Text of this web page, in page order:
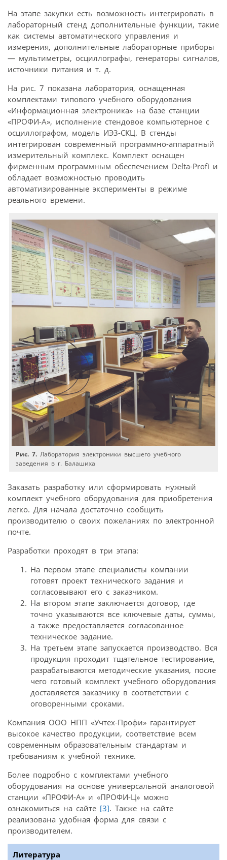
На этапе закупки есть возможность интегрировать в
лабораторный стенд дополнительные функции, такие
как системы автоматического управления и
измерения, дополнительные лабораторные приборы
— мультиметры, осциллографы, генераторы сигналов,
источники питания и т. д.
На рис. 7 показана лаборатория, оснащенная
комплектами типового учебного оборудования
«Информационная электроника» на базе станции
«ПРОФИ-А», исполнение стендовое компьютерное с
осциллографом, модель ИЭ3-СКЦ. В стенды
интегрирован современный программно-аппаратный
измерительный комплекс. Комплект оснащен
фирменным программным обеспечением Delta-Profi и
обладает возможностью проводить
автоматизированные эксперименты в режиме
реального времени.
Рис. 7. Лаборатория электроники высшего учебного
заведения в г. Балашиха
Заказать разработку или сформировать нужный
комплект учебного оборудования для приобретения
легко. Для начала достаточно сообщить
производителю о своих пожеланиях по электронной
почте.
Разработки проходят в три этапа:
На первом этапе специалисты компании
готовят проект технического задания и
согласовывают его с заказчиком.
На втором этапе заключается договор, где
точно указываются все ключевые даты, суммы,
а также предоставляется согласованное
техническое задание.
На третьем этапе запускается производство. Вся
продукция проходит тщательное тестирование,
разрабатываются методические указания, после
чего готовый комплект учебного оборудования
доставляется заказчику в соответствии с
оговоренными сроками.
Компания ООО НПП «Учтех-Профи» гарантирует
высокое качество продукции, соответствие всем
современным образовательным стандартам и
требованиям к учебной технике.
Более подробно с комплектами учебного
оборудования на основе универсальной аналоговой
станции «ПРОФИ-А» и «ПРОФИ-Ц» можно
ознакомиться на сайте [3]. Также на сайте
реализована удобная форма для связи с
производителем.
Литература